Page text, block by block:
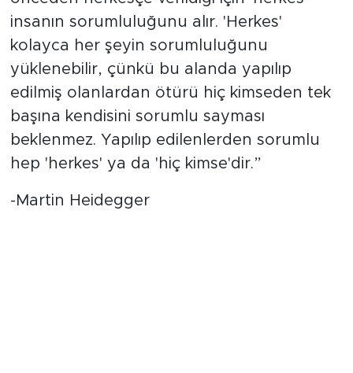
insanın sorumluluğunu alır. 'Herkes'
kolayca her şeyin sorumluluğunu
yüklenebilir, çünkü bu alanda yapılıp
edilmiş olanlardan ötürü hiç kimseden tek
başına kendisini sorumlu sayması
beklenmez. Yapılıp edilenlerden sorumlu
hep 'herkes' ya da 'hiç kimse'dir.”
-Martin Heidegger